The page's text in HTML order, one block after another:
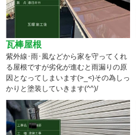
瓦棒屋根
紫外線･雨･風などから家を守ってくれ
る屋根ですが劣化が進むと雨漏りの原
因となってしまいます(>_<)その為しっ
かりと塗装していきます(^^)/